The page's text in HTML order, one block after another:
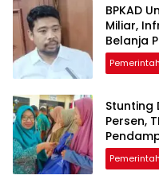
BPKAD
Miliar,
Belanja
Stunting
Persen,